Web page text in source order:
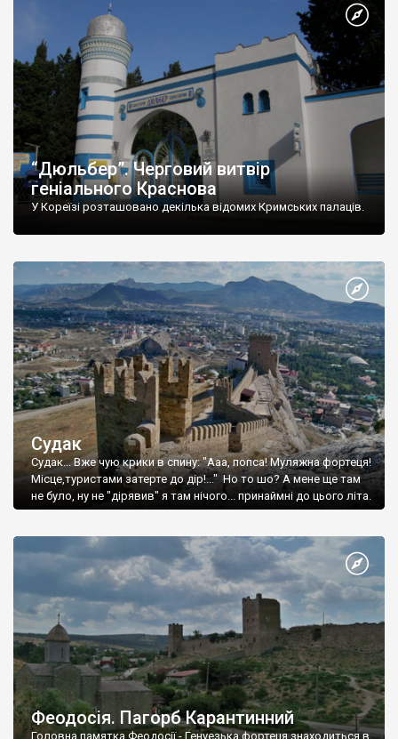
“Дюльбер”. Черговий витвір
геніального Краснова
У Кореїзі розташовано декілька відомих Кримських палаців.
Судак
Судак... Вже чую крики в спину: "Ааа, попса! Муляжна фортеця!
Місце,туристами затерте до дір!..." Но то шо? А мене ще там
не було, ну не "дірявив" я там нічого... принаймні до цього літа.
Феодосія. Пагорб Карантинний
Головна памятка Феодосії - Генуезька фортеця знаходиться в